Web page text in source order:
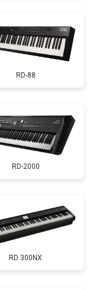
RD-88
RD-2000
RD 300NX